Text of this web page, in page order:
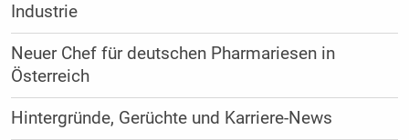
Industrie
Neuer Chef für deutschen Pharmariesen in
Österreich
Hintergründe, Gerüchte und Karriere-News